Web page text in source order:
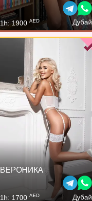
1h: 1900 AED Дубай
ВЕРОНИКА
1h: 1700 AED Дубай